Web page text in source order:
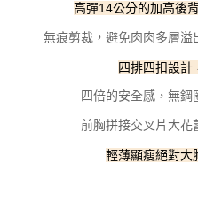
高彈14公分的加高後
無痕剪裁， 避免肉肉多層溢
四排四扣設計
四倍的安全感，無鋼
前胸拼接交叉片大花
輕薄顯瘦絕對大